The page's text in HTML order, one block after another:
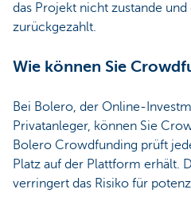
das Projekt nicht zustande und
zurückgezahlt.
Wie können Sie
Bei Bolero, der Online-
Privatanleger, können Sie
Bolero Crowdfunding prüft
Platz auf der Plattform erhält.
verringert das Risiko für